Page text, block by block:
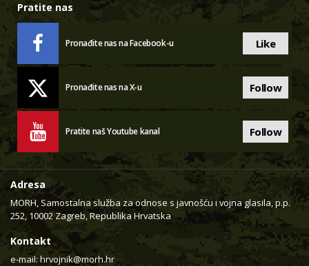
Pratite nas
Pronađite nas na Facebook-u Like
Pronađite nas na X-u Follow
Pratite naš Youtube kanal Follow
Adresa
MORH, Samostalna služba za odnose s javnošću i vojna glasila, p.p.
252, 10002 Zagreb, Republika Hrvatska
Kontakt
e-mail: hrvojnik@morh.hr